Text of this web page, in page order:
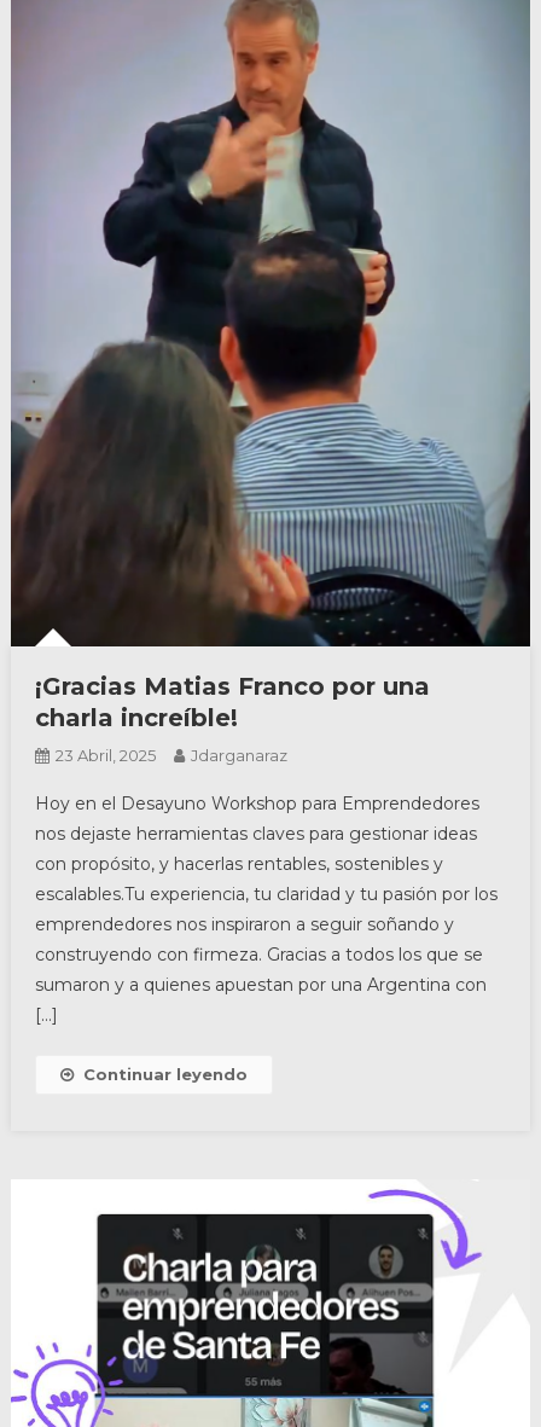
¡Gracias Matias Franco por una
charla increíble!
23 Abril, 2025 Jdarganaraz
Hoy en el Desayuno Workshop para Emprendedores
nos dejaste herramientas claves para gestionar ideas
con propósito, y hacerlas rentables, sostenibles y
escalables.Tu experiencia, tu claridad y tu pasión por los
emprendedores nos inspiraron a seguir soñando y
construyendo con firmeza. Gracias a todos los que se
sumaron y a quienes apuestan por una Argentina con
[…]
Continuar leyendo